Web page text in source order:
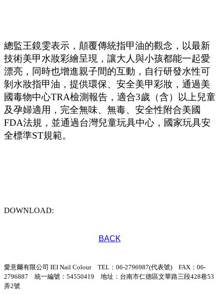
總監王鏡雯表示，顛覆傳統指甲油的觀念，以最新
技術美甲水妝彩繪呈現，讓大人與小孩都能一起愛
漂亮，同時也增進親子間的互動，自行研發水性可
剝水妝指甲油，提供環保、安全美甲彩妝，通過美
國毒物中心TRA檢測報告，適合3歲（含）以上兒童
及孕婦適用，完全無味、無毒、安全性附合美國
FDA法規，並通過台灣兒童玩具中心，國家玩具安
全標準ST規範。
DOWNLOAD:
BACK
愛意爾有限公司 IEI Nail Colour TEL：06-2796987(代表號) FAX：06-
2796887 統一編號：54550419 地址：台南市仁德區文華路三段428巷53
弄2號